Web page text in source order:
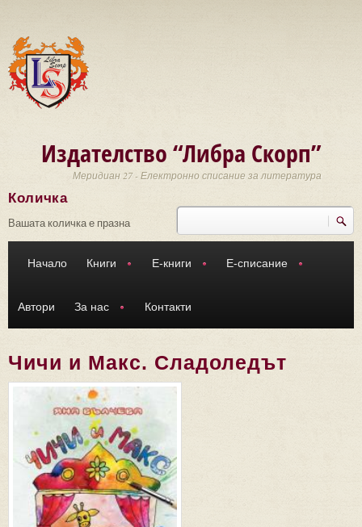
Издателство “Либра Скорп”
Меридиан 27 - Електронно списание за литература
Търси
Количка
Вашата количка е празна
Начало Книги Е-книги Е-списание
Автори За нас Контакти
Чичи и Макс. Сладоледът